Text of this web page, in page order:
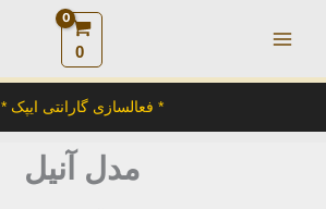
0
* فعالسازی گارانتی ایپک *
مدل آنیل